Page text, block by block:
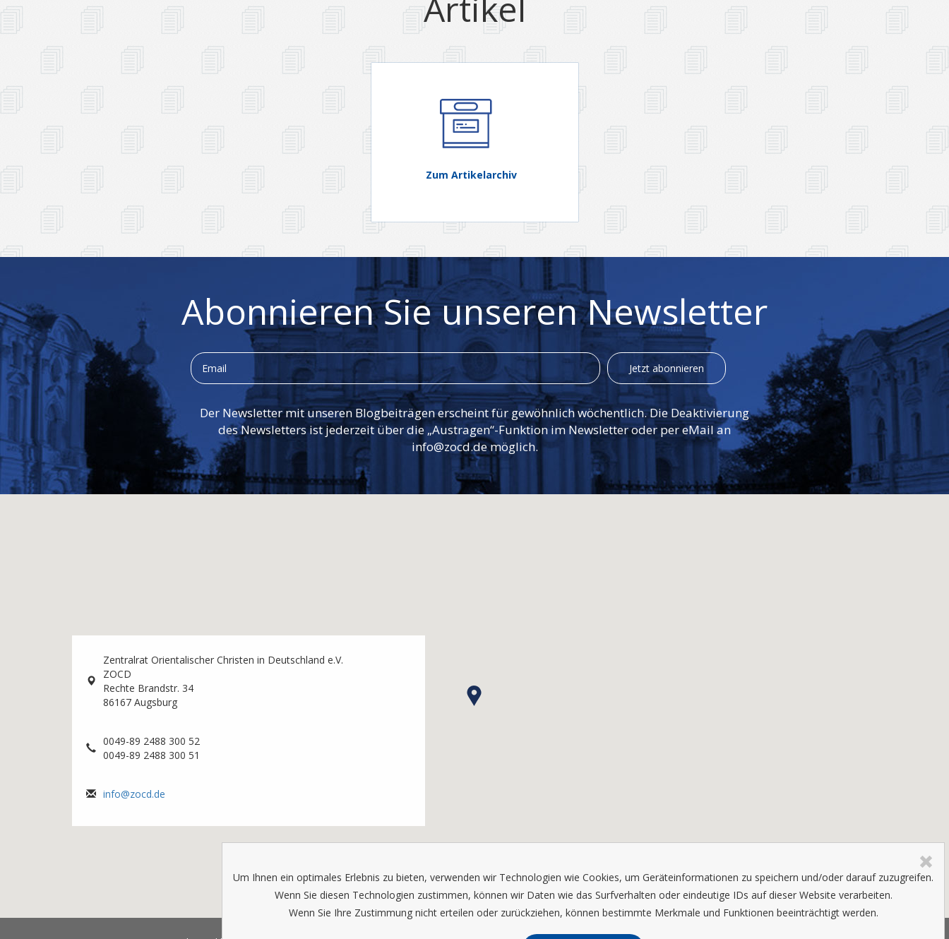
Zum Artikelarchiv
Abonnieren Sie unseren Newsletter
Der Newsletter mit unseren Blogbeiträgen erscheint für gewöhnlich wöchentlich. Die Deaktivierung
des Newsletters ist jederzeit über die „Austragen“-Funktion im Newsletter oder per eMail an
info@zocd.de möglich.
Zentralrat Orientalischer Christen in Deutschland e.V.
ZOCD
Rechte Brandstr. 34
86167 Augsburg
0049-89 2488 300 52
0049-89 2488 300 51
info@zocd.de
Um Ihnen ein optimales Erlebnis zu bieten, verwenden wir Technologien wie Cookies, um Geräteinformationen zu speichern und/oder darauf zuzugreifen.
Wenn Sie diesen Technologien zustimmen, können wir Daten wie das Surfverhalten oder eindeutige IDs auf dieser Website verarbeiten.
Wenn Sie Ihre Zustimmung nicht erteilen oder zurückziehen, können bestimmte Merkmale und Funktionen beeinträchtigt werden.